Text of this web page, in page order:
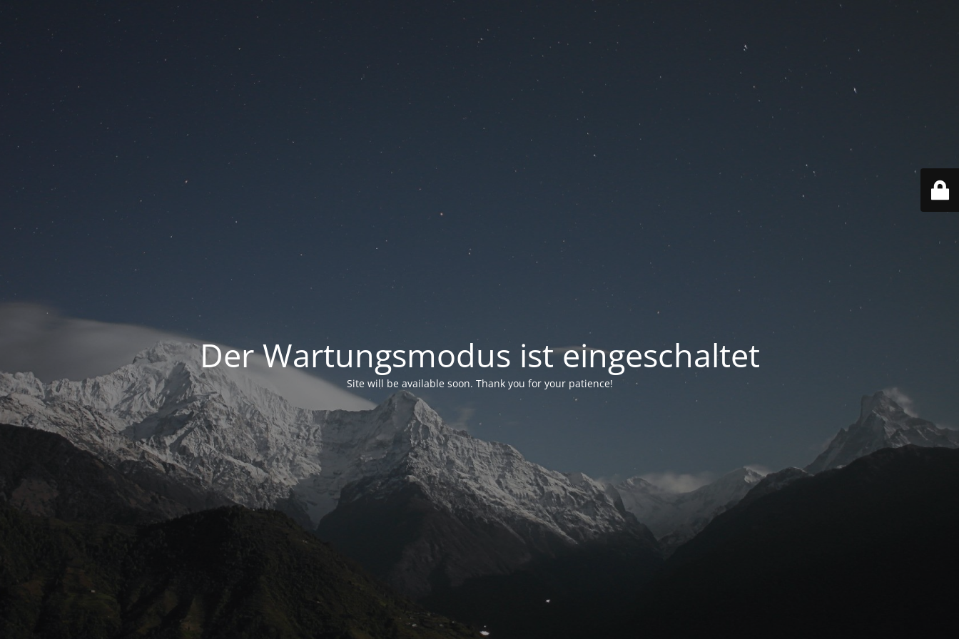
Der Wartungsmodus ist eingeschaltet
Site will be available soon. Thank you for your patience!